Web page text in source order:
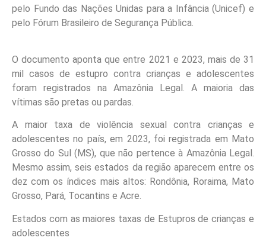
pelo Fundo das Nações Unidas para a Infância (Unicef) e
pelo Fórum Brasileiro de Segurança Pública.
O documento aponta que entre 2021 e 2023, mais de 31
mil casos de estupro contra crianças e adolescentes
foram registrados na Amazônia Legal. A maioria das
vítimas são pretas ou pardas.
A maior taxa de violência sexual contra crianças e
adolescentes no país, em 2023, foi registrada em Mato
Grosso do Sul (MS), que não pertence à Amazônia Legal.
Mesmo assim,seis estados da região aparecem entre os
dez com os índices mais altos: Rondônia, Roraima, Mato
Grosso, Pará, Tocantins e Acre.
Estados com as maiores taxas de Estupros de crianças e
adolescentes